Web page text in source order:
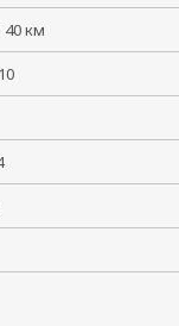
40 км